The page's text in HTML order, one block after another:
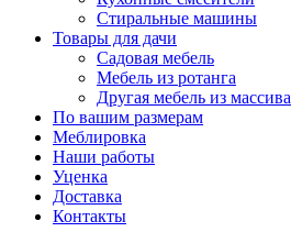
Стиральные машины
Товары для дачи
Садовая мебель
Мебель из ротанга
Другая мебель из массива
По вашим размерам
Меблировка
Наши работы
Уценка
Доставка
Контакты